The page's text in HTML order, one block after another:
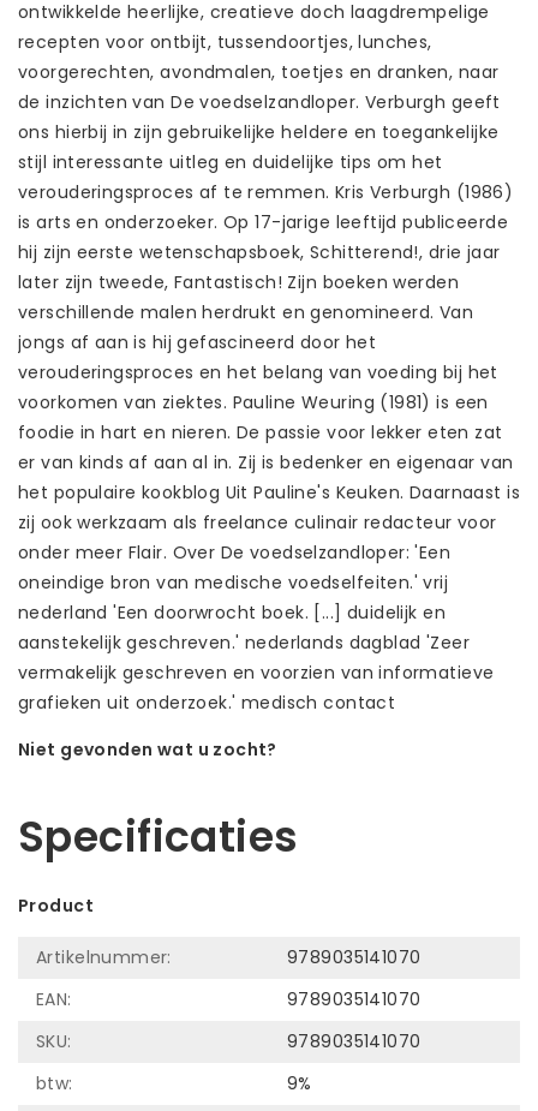
ontwikkelde heerlijke, creatieve doch laagdrempelige
recepten voor ontbijt, tussendoortjes, lunches,
voorgerechten, avondmalen, toetjes en dranken, naar
de inzichten van De voedselzandloper. Verburgh geeft
ons hierbij in zijn gebruikelijke heldere en toegankelijke
stijl interessante uitleg en duidelijke tips om het
verouderingsproces af te remmen. Kris Verburgh (1986)
is arts en onderzoeker. Op 17-jarige leeftijd publiceerde
hij zijn eerste wetenschapsboek, Schitterend!, drie jaar
later zijn tweede, Fantastisch! Zijn boeken werden
verschillende malen herdrukt en genomineerd. Van
jongs af aan is hij gefascineerd door het
verouderingsproces en het belang van voeding bij het
voorkomen van ziektes. Pauline Weuring (1981) is een
foodie in hart en nieren. De passie voor lekker eten zat
er van kinds af aan al in. Zij is bedenker en eigenaar van
het populaire kookblog Uit Pauline's Keuken. Daarnaast is
zij ook werkzaam als freelance culinair redacteur voor
onder meer Flair. Over De voedselzandloper: 'Een
oneindige bron van medische voedselfeiten.' vrij
nederland 'Een doorwrocht boek. [...] duidelijk en
aanstekelijk geschreven.' nederlands dagblad 'Zeer
vermakelijk geschreven en voorzien van informatieve
grafieken uit onderzoek.' medisch contact
Niet gevonden wat u zocht?
Specificaties
Product
Artikelnummer:
9789035141070
EAN:
9789035141070
SKU:
9789035141070
btw:
9%